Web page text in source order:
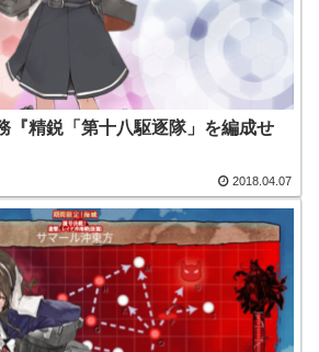
『精鋭「第十八駆逐隊」を編成せ
2018.04.07